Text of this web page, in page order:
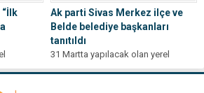
Ak parti Sivas Merkez ilçe ve
Belde belediye başkanları
tanıtıldı
31 Martta yapılacak olan yerel
seçimlere sayılı haftalar kalırken,